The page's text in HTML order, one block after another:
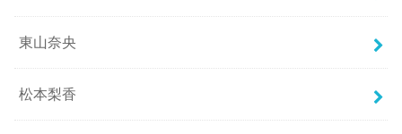
東山奈央
松本梨香